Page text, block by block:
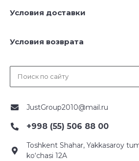
Условия доставки
Условия возврата
JustGroup2010@mail.ru
+998 (55) 506 88 00
Toshkent Shahar, Yakkasaroy
ko‘chasi 12A